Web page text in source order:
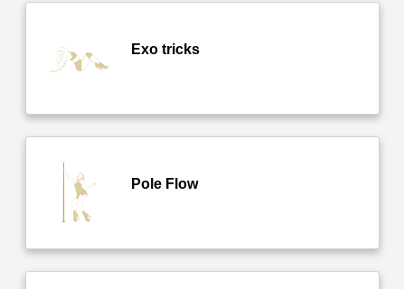
Exo tricks
Pole Flow